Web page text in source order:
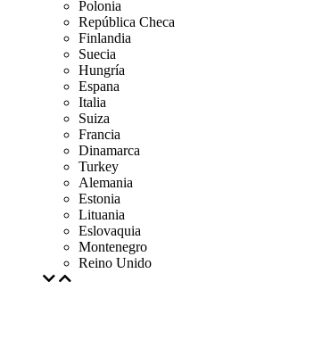
Polonia
República Checa
Finlandia
Suecia
Hungría
Espana
Italia
Suiza
Francia
Dinamarca
Turkey
Alemania
Estonia
Lituania
Eslovaquia
Montenegro
Reino Unido